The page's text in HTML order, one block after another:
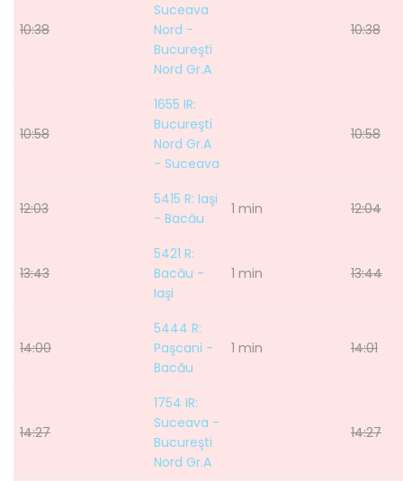
10:38
Suceava
Nord -
Bucureşti
Nord Gr.A
10:38
10:58
1655 IR:
Bucureşti
Nord Gr.A
- Suceava
10:58
12:03
5415 R: Iaşi
- Bacău
1 min 12:04
13:43
5421 R:
Bacău -
Iaşi
1 min 13:44
14:00
5444 R:
Paşcani -
Bacău
1 min 14:01
14:27
1754 IR:
Suceava -
Bucureşti
Nord Gr.A
14:27